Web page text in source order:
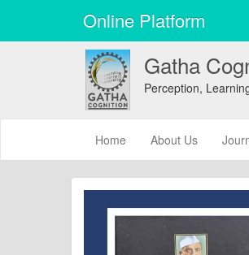
Online Platform
Gatha
Perception,
Home (current)About Us